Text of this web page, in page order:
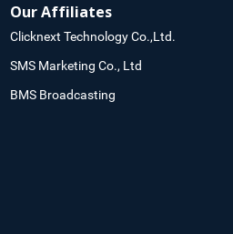
Our Affiliates
Clicknext Technology Co.,Ltd.
SMS Marketing Co., Ltd
BMS Broadcasting